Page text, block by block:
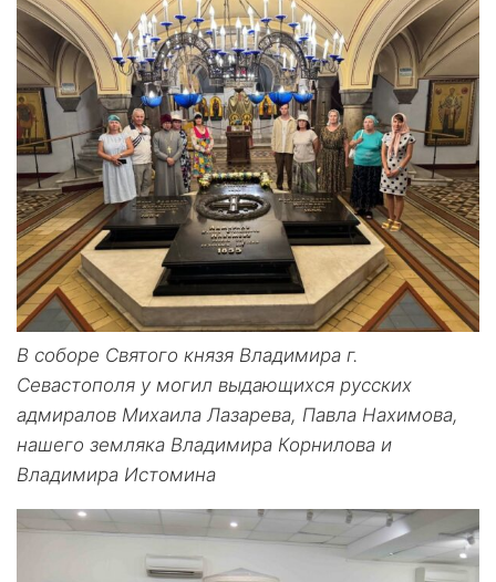
В соборе Святого князя Владимира г.
Севастополя у могил выдающихся русских
адмиралов Михаила Лазарева, Павла Нахимова,
нашего земляка Владимира Корнилова и
Владимира Истомина